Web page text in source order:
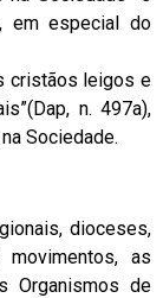
em especial do
cristãos leigos e
n. 497a),
Sociedade.
dioceses,
movimentos, as
Organismos de